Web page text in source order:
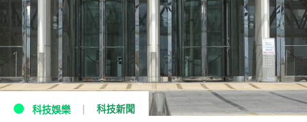
科技娛樂 科技新聞